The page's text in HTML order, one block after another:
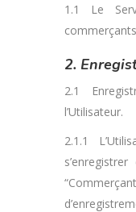
1.1 Le
2.
2.1
l’Utilisateur.
2.1.1